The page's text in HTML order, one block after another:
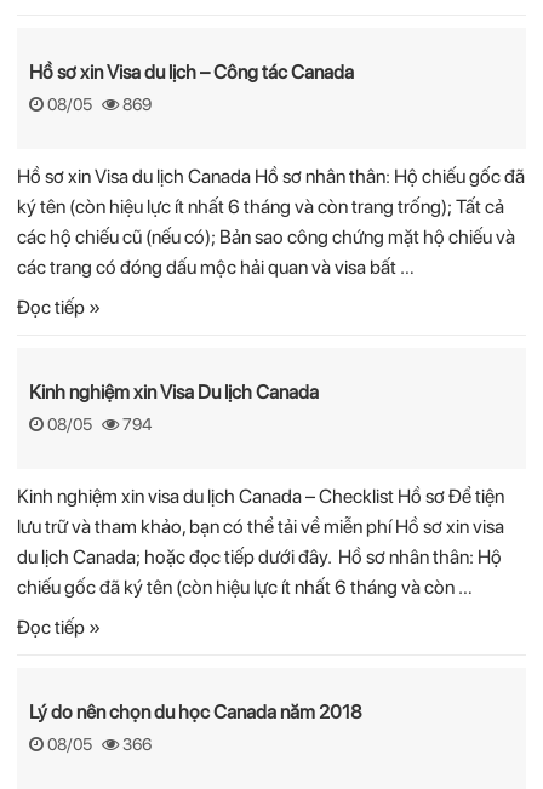
Hồ sơ xin Visa du lịch – Công tác Canada
08/05 869
Hồ sơ xin Visa du lịch Canada Hồ sơ nhân thân: Hộ chiếu gốc đã
ký tên (còn hiệu lực ít nhất 6 tháng và còn trang trống); Tất cả
các hộ chiếu cũ (nếu có); Bản sao công chứng mặt hộ chiếu và
các trang có đóng dấu mộc hải quan và visa bất …
Đọc tiếp »
Kinh nghiệm xin Visa Du lịch Canada
08/05 794
Kinh nghiệm xin visa du lịch Canada – Checklist Hồ sơ Để tiện
lưu trữ và tham khảo, bạn có thể tải về miễn phí Hồ sơ xin visa
du lịch Canada; hoặc đọc tiếp dưới đây. Hồ sơ nhân thân: Hộ
chiếu gốc đã ký tên (còn hiệu lực ít nhất 6 tháng và còn …
Đọc tiếp »
Lý do nên chọn du học Canada năm 2018
08/05 366